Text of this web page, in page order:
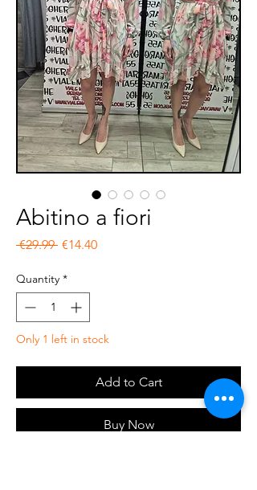
Abitino a fiori
€29.99 Regular Price
€14.40Sale Price
Quantity *
Only 1 left in stock
Add to Cart
Buy Now